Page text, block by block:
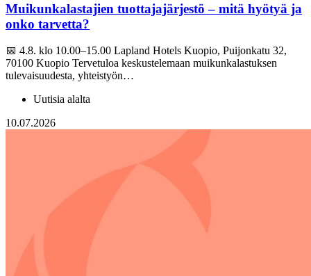
Muikunkalastajien tuottajajärjestö – mitä hyötyä ja
onko tarvetta?
📅 4.8. klo 10.00–15.00 Lapland Hotels Kuopio, Puijonkatu 32,
70100 Kuopio Tervetuloa keskustelemaan muikunkalastuksen
tulevaisuudesta, yhteistyön…
Uutisia alalta
10.07.2026